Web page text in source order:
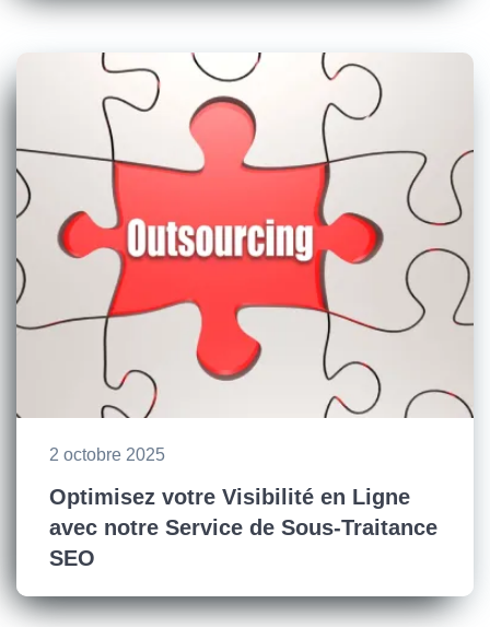
2 octobre 2025
Optimisez votre Visibilité en Ligne
avec notre Service de Sous-Traitance
SEO